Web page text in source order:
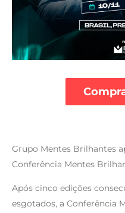
Grupo Mentes Brilhantes
Conferência Mentes
Após cinco edições
esgotados, a Conferência